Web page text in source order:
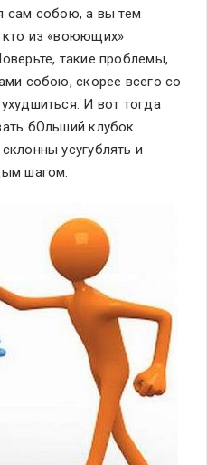
сам собою, а вы тем
из «воюющих»
такие проблемы,
собою, скорее всего со
И вот тогда
бОльший клубок
усугублять и
шагом.